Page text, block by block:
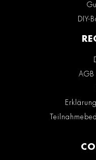
DIY-
AGB